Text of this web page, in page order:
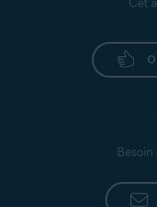
Besoin